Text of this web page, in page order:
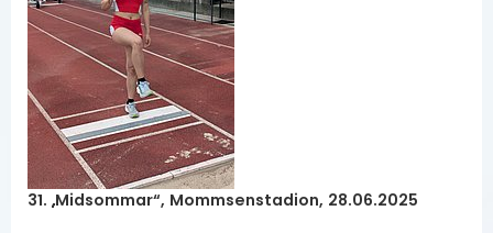
31. „Midsommar“, Mommsenstadion, 28.06.2025